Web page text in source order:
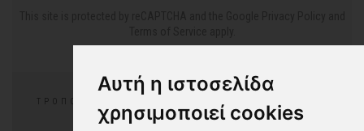
Αυτή η ιστοσελίδα
χρησιμοποιεί cookies
ΤΡΌΠΟΙ ΠΛΗΡΩΜΉΣ